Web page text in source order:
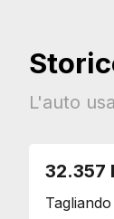
Maniglie
Indicatori
Fari
Fari
L'auto
32.357